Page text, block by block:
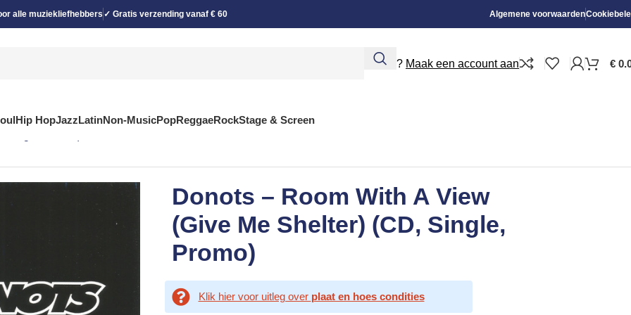
alle muziekliefhebbers ✓ Gratis verzending vanaf € 60 Algemene voorwaarden
Nieuw? Maak een account aan €
Hip HopJazzLatinNon-MusicPopReggaeRockStage & Screen
Donots – Room With A View
(Give Me Shelter) (CD, Single,
Promo)
Klik hier voor uitleg over plaat en hoes condities